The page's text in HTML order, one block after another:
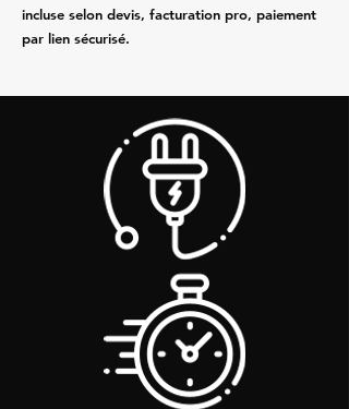
incluse selon devis, facturation pro, paiement
par lien sécurisé.